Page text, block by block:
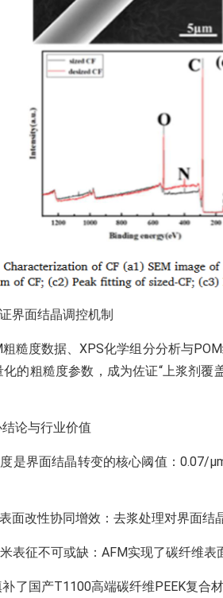
界面结晶调控机制
糙度数据、XPS化学组分分析与
的粗糙度参数，成为佐证“上浆剂
论与行业价值
是界面结晶转变的核心阈值：0.07/
面改性协同增效：去浆处理对界面结
表征不可或缺：AFM实现了碳纤维表
了国产T1100高端碳纤维PEEK复合